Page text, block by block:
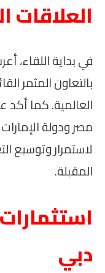
العلاقات
في بداية اللقاء،
بالتعاون المثمر
العالمية. كما أكد
مصر ودولة
لاستمرار وتوسيع
المقبلة.
دبي